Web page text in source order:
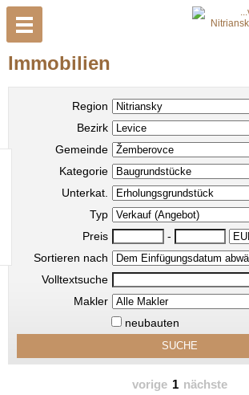
Immobilien
Region
Bezirk
Gemeinde
Kategorie
Unterkat.
Typ
Preis
-
Sortieren nach
Volltextsuche
Makler
neubauten
vorige 1 nächste